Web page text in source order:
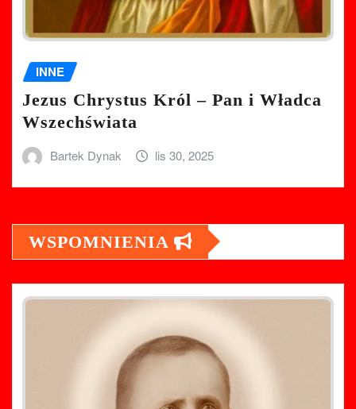
INNE
Jezus Chrystus Król – Pan i Władca
Wszechświata
Bartek Dynak lis 30, 2025
WSPOMNIENIA